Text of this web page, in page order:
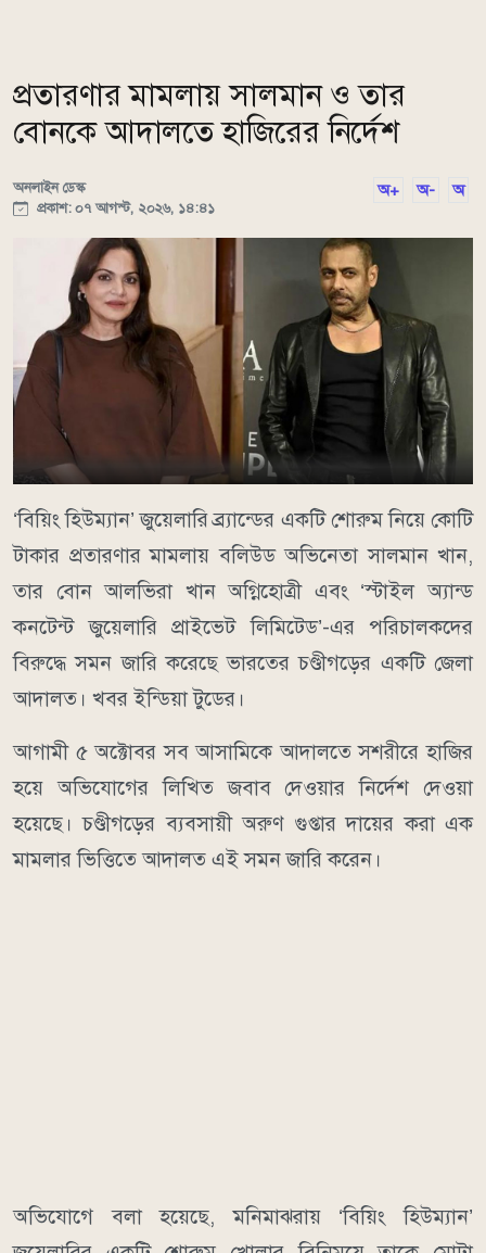
প্রতারণার মামলায় সালমান ও তার
বোনকে আদালতে হাজিরের নির্দেশ
অনলাইন ডেস্ক
প্রকাশ: ০৭ আগস্ট, ২০২৬, ১৪:৪১
অ+ অ- অ
‘বিয়িং হিউম্যান’ জুয়েলারি ব্র্যান্ডের একটি শোরুম নিয়ে কোটি
টাকার প্রতারণার মামলায় বলিউড অভিনেতা সালমান খান,
তার বোন আলভিরা খান অগ্নিহোত্রী এবং ‘স্টাইল অ্যান্ড
কনটেন্ট জুয়েলারি প্রাইভেট লিমিটেড’-এর পরিচালকদের
বিরুদ্ধে সমন জারি করেছে ভারতের চণ্ডীগড়ের একটি জেলা
আদালত। খবর ইন্ডিয়া টুডের।
আগামী ৫ অক্টোবর সব আসামিকে আদালতে সশরীরে হাজির
হয়ে অভিযোগের লিখিত জবাব দেওয়ার নির্দেশ দেওয়া
হয়েছে। চণ্ডীগড়ের ব্যবসায়ী অরুণ গুপ্তার দায়ের করা এক
মামলার ভিত্তিতে আদালত এই সমন জারি করেন।
অভিযোগে বলা হয়েছে, মনিমাঝরায় ‘বিয়িং হিউম্যান’